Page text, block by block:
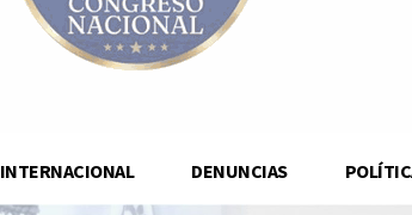
INTERNACIONAL DENUNCIAS